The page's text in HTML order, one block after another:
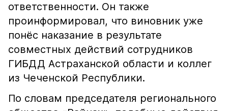
ответственности. Он также
проинформировал, что виновник уже
понёс наказание в результате
совместных действий сотрудников
ГИБДД Астраханской области и коллег
из Чеченской Республики.
По словам председателя регионального